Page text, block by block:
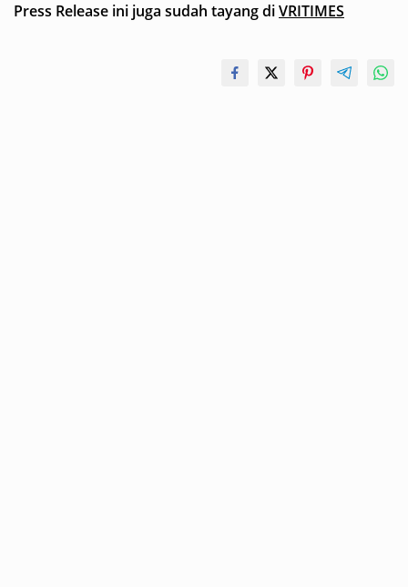
Press Release ini juga sudah tayang diVRITIMES